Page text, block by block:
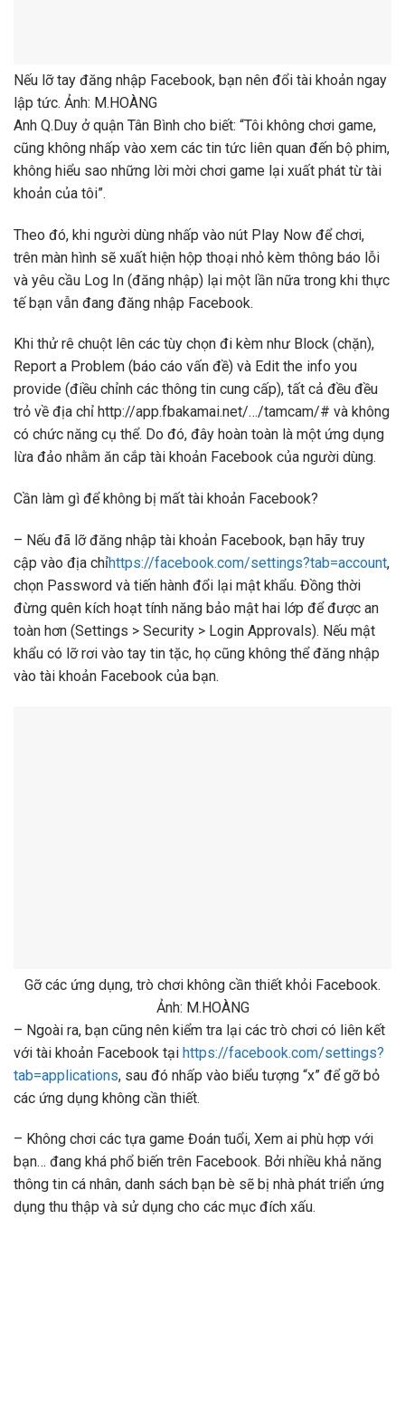
Nếu lỡ tay đăng nhập Facebook, bạn nên đổi tài khoản ngay
lập tức. Ảnh: M.HOÀNG
Anh Q.Duy ở quận Tân Bình cho biết: “Tôi không chơi game,
cũng không nhấp vào xem các tin tức liên quan đến bộ phim,
không hiểu sao những lời mời chơi game lại xuất phát từ tài
khoản của tôi”.
Theo đó, khi người dùng nhấp vào nút Play Now để chơi,
trên màn hình sẽ xuất hiện hộp thoại nhỏ kèm thông báo lỗi
và yêu cầu Log In (đăng nhập) lại một lần nữa trong khi thực
tế bạn vẫn đang đăng nhập Facebook.
Khi thử rê chuột lên các tùy chọn đi kèm như Block (chặn),
Report a Problem (báo cáo vấn đề) và Edit the info you
provide (điều chỉnh các thông tin cung cấp), tất cả đều đều
trỏ về địa chỉ http://app.fbakamai.net/…/tamcam/# và không
có chức năng cụ thể. Do đó, đây hoàn toàn là một ứng dụng
lừa đảo nhằm ăn cắp tài khoản Facebook của người dùng.
Cần làm gì để không bị mất tài khoản Facebook?
– Nếu đã lỡ đăng nhập tài khoản Facebook, bạn hãy truy
cập vào địa chỉhttps://facebook.com/settings?tab=account,
chọn Password và tiến hành đổi lại mật khẩu. Đồng thời
đừng quên kích hoạt tính năng bảo mật hai lớp để được an
toàn hơn (Settings > Security > Login Approvals). Nếu mật
khẩu có lỡ rơi vào tay tin tặc, họ cũng không thể đăng nhập
vào tài khoản Facebook của bạn.
Gỡ các ứng dụng, trò chơi không cần thiết khỏi Facebook.
Ảnh: M.HOÀNG
– Ngoài ra, bạn cũng nên kiểm tra lại các trò chơi có liên kết
với tài khoản Facebook tại https://facebook.com/settings?
tab=applications, sau đó nhấp vào biểu tượng “x” để gỡ bỏ
các ứng dụng không cần thiết.
– Không chơi các tựa game Đoán tuổi, Xem ai phù hợp với
bạn… đang khá phổ biến trên Facebook. Bởi nhiều khả năng
thông tin cá nhân, danh sách bạn bè sẽ bị nhà phát triển ứng
dụng thu thập và sử dụng cho các mục đích xấu.